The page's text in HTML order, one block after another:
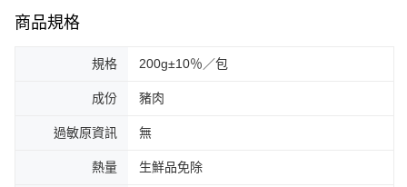
商品規格
規格 200g±10％／包
成份 豬肉
過敏原資訊 無
熱量 生鮮品免除